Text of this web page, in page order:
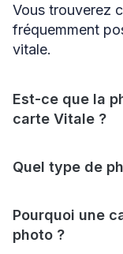
Vous trouverez
fréquemment
vitale.
Est-ce que la
carte Vitale ?
Quel type de
Pourquoi une
photo ?